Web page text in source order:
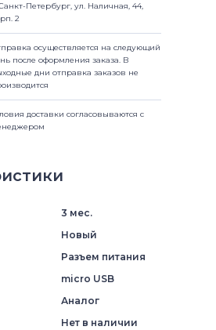
Петербург, ул. Наличная, 44,
2
осуществляется на следующий
после оформления заказа. В
дни отправка заказов не
доставки согласовываются с
3 мес.
Новый
Разъем питания
micro USB
Аналог
Нет в наличии